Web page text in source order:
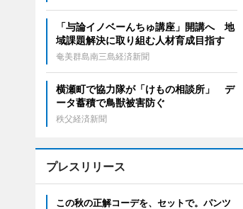
「与論イノベーんちゅ講座」開講へ 地
域課題解決に取り組む人材育成目指す
奄美群島南三島経済新聞
横瀬町で協力隊が「けもの相談所」 デ
ータ蓄積で鳥獣被害防ぐ
秩父経済新聞
プレスリリース
この秋の正解コーデを、セットで。パンツ